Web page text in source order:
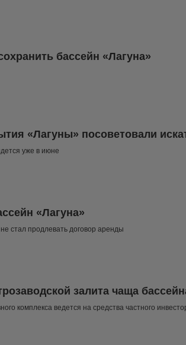
бассейн «Лагуна»
«Лагуны» посоветовали
уже в июне
«Лагуна»
стал продлевать договор аренды
залита чаща
комплекса ведется на средства частного